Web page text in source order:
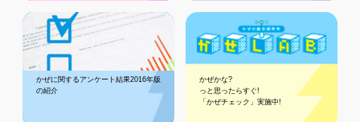
かぜに関するアンケート結果2016年版
の紹介
かぜかな?
っと思ったらすぐ!
「かぜチェック」実施中!